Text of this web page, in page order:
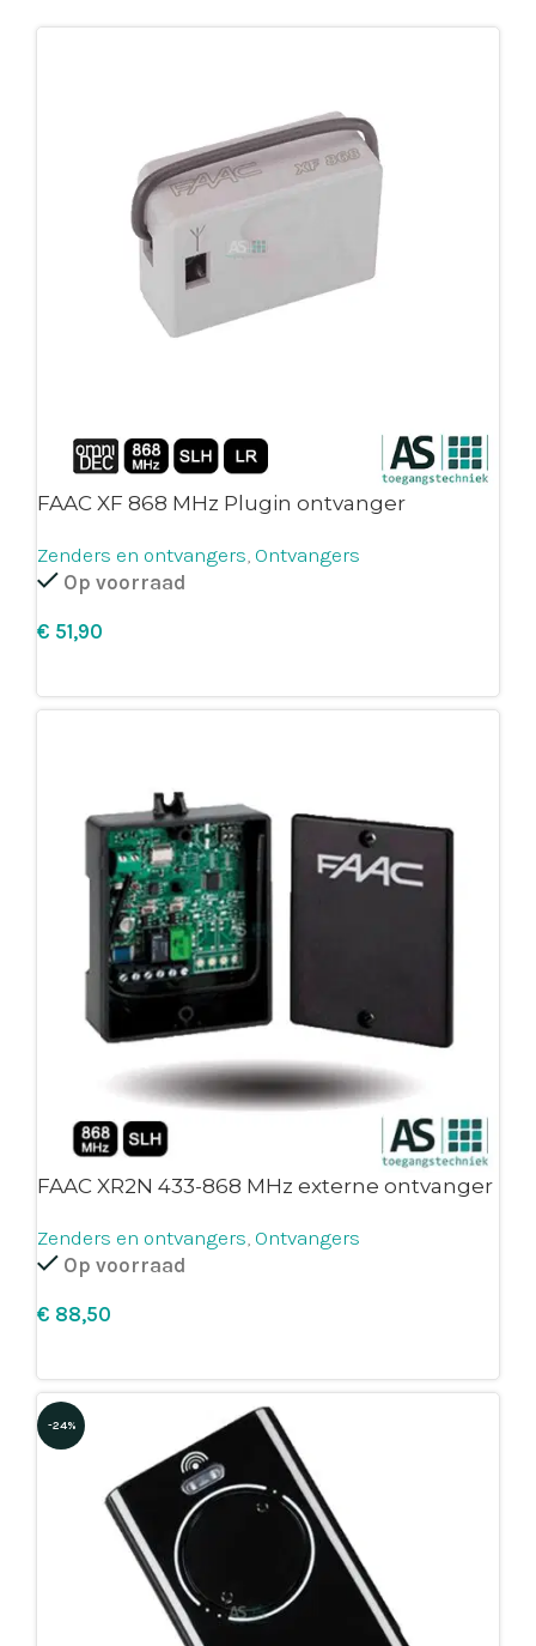
FAAC XF 868 MHz Plugin ontvanger
Zenders en ontvangers, Ontvangers
Op voorraad
€
FAAC XR2N 433-868 MHz externe ontvanger
Zenders en ontvangers, Ontvangers
Op voorraad
€
-24%